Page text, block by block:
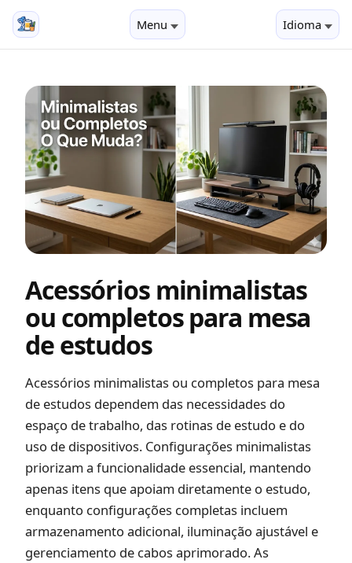
Menu Idioma
Acessórios minimalistas
ou completos para mesa
de estudos
Acessórios minimalistas ou completos para mesa
de estudos dependem das necessidades do
espaço de trabalho, das rotinas de estudo e do
uso de dispositivos. Configurações minimalistas
priorizam a funcionalidade essencial, mantendo
apenas itens que apoiam diretamente o estudo,
enquanto configurações completas incluem
armazenamento adicional, iluminação ajustável e
gerenciamento de cabos aprimorado. As